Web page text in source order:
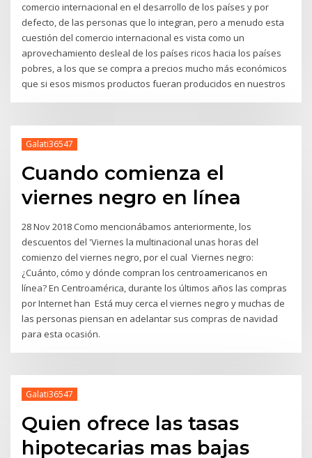
comercio internacional en el desarrollo de los países y por
defecto, de las personas que lo integran, pero a menudo esta
cuestión del comercio internacional es vista como un
aprovechamiento desleal de los países ricos hacia los países
pobres, a los que se compra a precios mucho más económicos
que si esos mismos productos fueran producidos en nuestros
Galati36547
Cuando comienza el
viernes negro en línea
28 Nov 2018 Como mencionábamos anteriormente, los
descuentos del 'Viernes la multinacional unas horas del
comienzo del viernes negro, por el cual Viernes negro:
¿Cuánto, cómo y dónde compran los centroamericanos en
línea? En Centroamérica, durante los últimos años las compras
por Internet han Está muy cerca el viernes negro y muchas de
las personas piensan en adelantar sus compras de navidad
para esta ocasión.
Galati36547
Quien ofrece las tasas
hipotecarias mas bajas